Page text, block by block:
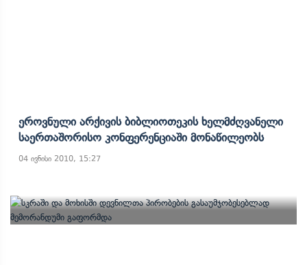
Ეროვნული Არქივის Ბიბლიოთეკის Ხელმძღვანელი
Საერთაშორისო Კონფერენციაში Მონაწილეობს
04 ივნისი 2010, 15:27